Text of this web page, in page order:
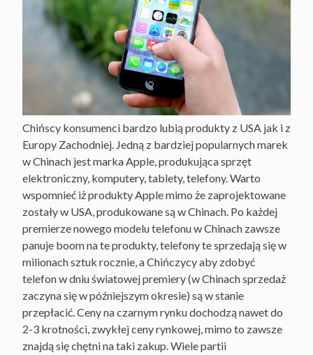
Chińscy konsumenci bardzo lubią produkty z USA jak i z
Europy Zachodniej. Jedną z bardziej popularnych marek
w Chinach jest marka Apple, produkująca sprzęt
elektroniczny, komputery, tablety, telefony. Warto
wspomnieć iż produkty Apple mimo że zaprojektowane
zostały w USA, produkowane są w Chinach. Po każdej
premierze nowego modelu telefonu w Chinach zawsze
panuje boom na te produkty, telefony te sprzedają się w
milionach sztuk rocznie, a Chińczycy aby zdobyć
telefon w dniu światowej premiery (w Chinach sprzedaż
zaczyna się w późniejszym okresie) są w stanie
przepłacić. Ceny na czarnym rynku dochodzą nawet do
2-3 krotności, zwykłej ceny rynkowej, mimo to zawsze
znajdą się chętni na taki zakup. Wiele partii